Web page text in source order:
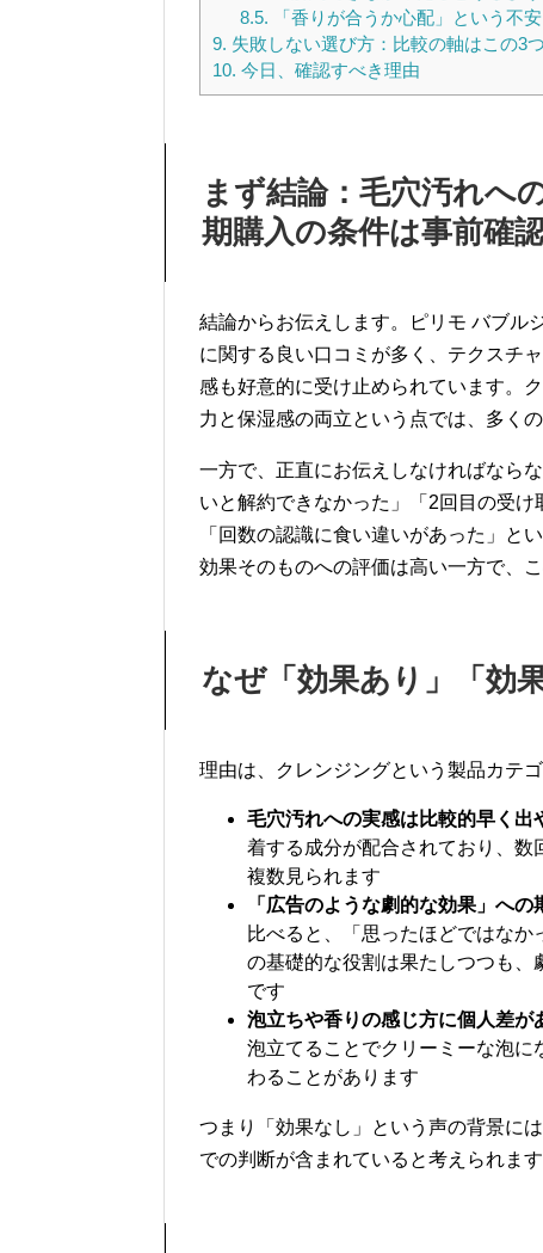
8.5. 「香りが合うか心配」という不安
9. 失敗しない選び方：比較の軸はこの3つ
10. 今日、確認すべき理由
まず結論：毛穴汚れへ
期購入の条件は事前確
結論からお伝えします。ピリモ バブル
に関する良い口コミが多く、テクスチ
感も好意的に受け止められています。
力と保湿感の両立という点では、多く
一方で、正直にお伝えしなければなら
いと解約できなかった」「2回目の受け
「回数の認識に食い違いがあった」と
効果そのものへの評価は高い一方で、
なぜ「効果あり」「効
理由は、クレンジングという製品カテ
毛穴汚れへの実感は比較的早く出
着する成分が配合されており、
複数見られます
「広告のような劇的な効果」へ
比べると、「思ったほどではな
の基礎的な役割は果たしつつも
です
泡立ちや香りの感じ方に個人差が
泡立てることでクリーミーな泡
わることがあります
つまり「効果なし」という声の背景に
での判断が含まれていると考えられます